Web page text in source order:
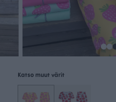
Katso muut värit